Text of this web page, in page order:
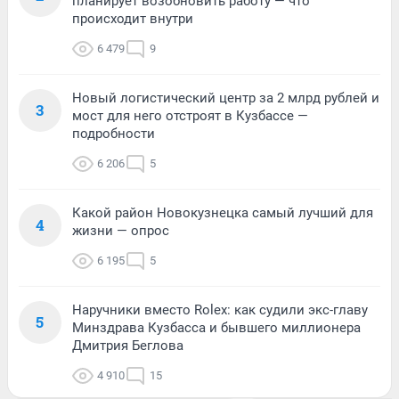
происходит внутри
6 479 9
3
Новый логистический центр за 2 млрд рублей и
мост для него отстроят в Кузбассе —
подробности
6 206 5
4
Какой район Новокузнецка самый лучший для
жизни — опрос
6 195 5
5
Наручники вместо Rolex: как судили экс-главу
Минздрава Кузбасса и бывшего миллионера
Дмитрия Беглова
4 910 15